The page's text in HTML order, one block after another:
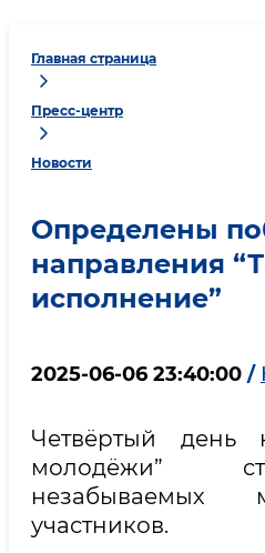
Главная страница
Пресс-центр
Новости
Определены
направления
исполнение”
2025-06-06 23:40:00 /
Четвёртый день
молодёжи”
незабываемых
участников.